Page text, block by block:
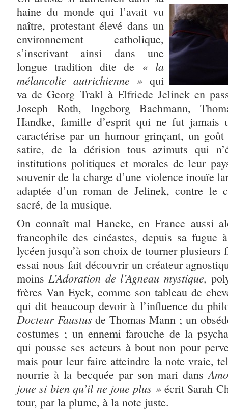
haine du monde qui l’avait vu
naître, protestant élevé dans un
environnement catholique,
s’inscrivant ainsi dans une
longue tradition dite de « la
mélancolie autrichienne » qui
va de Georg Trakl à Elfriede Jelinek en
Joseph Roth, Ingeborg Bachmann,
Handke, famille d’esprit qui ne fut jamais
caractérise par un humour grinçant, un
satire, de la dérision tous azimuts qui
institutions politiques et morales de leur
souvenir de la charge d’une violence inouïe
adaptée d’un roman de Jelinek, contre le
sacré, de la musique.
On connaît mal Haneke, en France aussi
francophile des cinéastes, depuis sa fugue
lycéen jusqu’à son choix de tourner
essai nous fait découvrir un créateur
moinsL’Adoration de l’Agneau mystique,
frères Van Eyck, comme son tableau de
qui dit beaucoup devoir à l’influence du
Docteur Faustus de Thomas Mann ; un
costumes ; un ennemi farouche de la
qui pousse ses acteurs à bout non pour
mais pour leur faire atteindre la note vraie,
nourrie à la becquée par son mari dans
joue si bien qu’il ne joue plus »écrit Sarah
tour, par la plume, à la note juste.